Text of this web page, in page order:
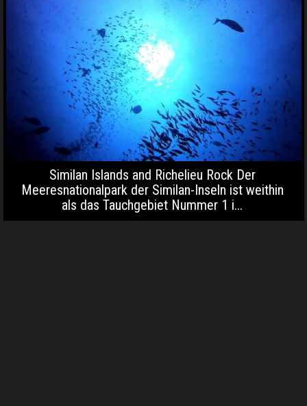
Similan Islands and Richelieu Rock Der
Meeresnationalpark der Similan-Inseln ist weithin
als das Tauchgebiet Nummer 1 i...